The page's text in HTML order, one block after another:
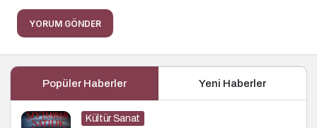
YORUM GÖNDER
Popüler Haberler Yeni Haberler
Kültür Sanat